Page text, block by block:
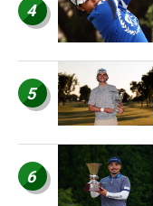
4
5
6